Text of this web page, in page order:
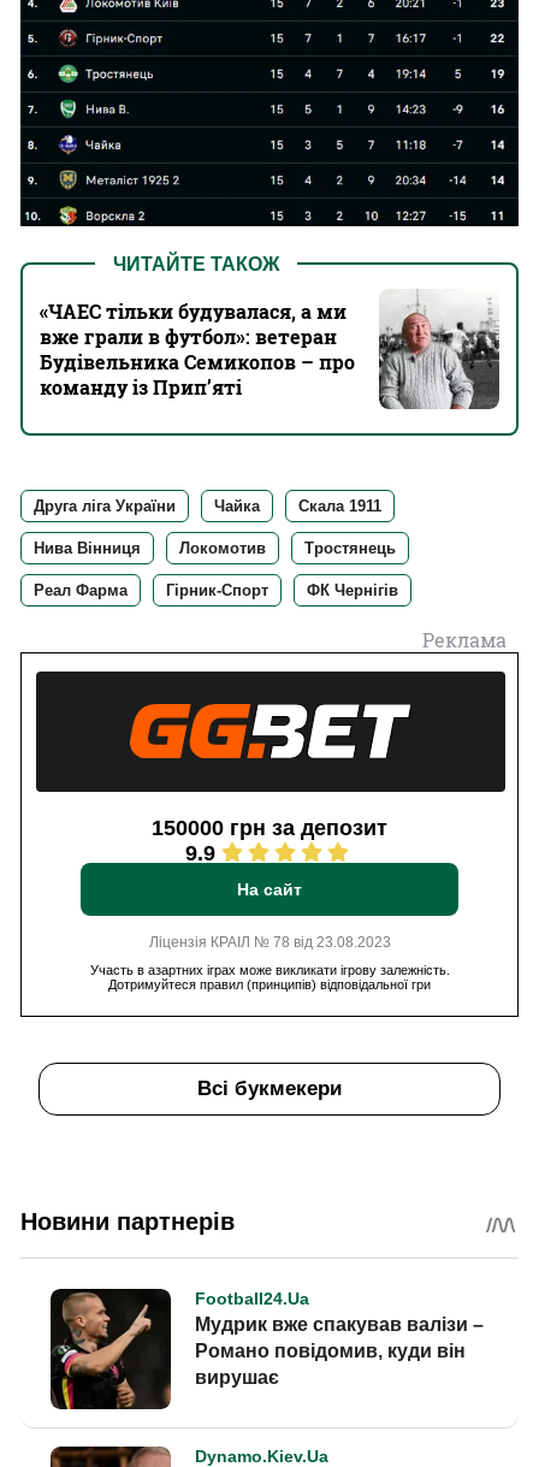
ЧИТАЙТЕ ТАКОЖ
«ЧАЕС тільки будувалася, а ми
вже грали в футбол»: ветеран
Будівельника Семикопов – про
команду із Прип’яті
Друга ліга України Чайка Скала 1911
Нива Вінниця Локомотив Тростянець
Реал Фарма Гірник-Спорт ФК Чернігів
Реклама
150000 грн за депозит
9.9
На сайт
Ліцензія КРАІЛ № 78 від 23.08.2023
Участь в азартних іграх може викликати ігрову залежність.
Дотримуйтеся правил (принципів) відповідальної гри
Всі букмекери